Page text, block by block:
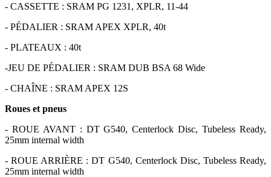
- CASSETTE : SRAM PG 1231, XPLR, 11-44
- PÉDALIER : SRAM APEX XPLR, 40t
- PLATEAUX : 40t
-JEU DE PÉDALIER : SRAM DUB BSA 68 Wide
- CHAÎNE : SRAM APEX 12S
Roues et pneus
- ROUE AVANT : DT G540, Centerlock Disc, Tubeless Ready,
25mm internal width
- ROUE ARRIÈRE : DT G540, Centerlock Disc, Tubeless Ready,
25mm internal width